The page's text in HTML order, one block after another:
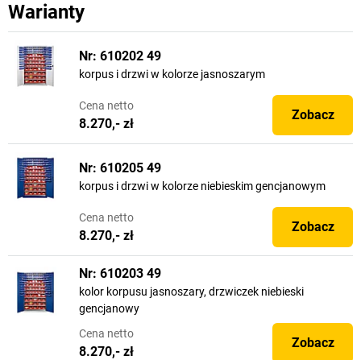
Warianty
Nr: 610202 49
korpus i drzwi w kolorze jasnoszarym
Cena netto
8.270,- zł
Zobacz
Nr: 610205 49
korpus i drzwi w kolorze niebieskim gencjanowym
Cena netto
8.270,- zł
Zobacz
Nr: 610203 49
kolor korpusu jasnoszary, drzwiczek niebieski
gencjanowy
Cena netto
8.270,- zł
Zobacz